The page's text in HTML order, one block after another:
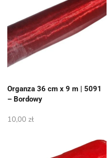
Organza 36 cm x 9 m | 5091
– Bordowy
10,00 zł